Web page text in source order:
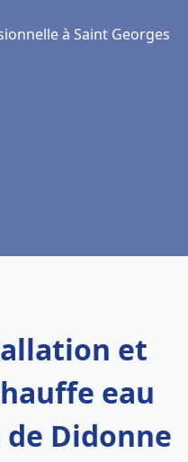
à Saint Georges
et
eau
de Didonne